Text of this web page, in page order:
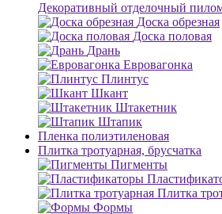
Декоративный отделочный
Доска обрезная
Доска половая
Дрань
Евровагонка
Плинтус
Шкант
Штакетник
Штапик
Пленка полиэтиленовая
Плитка тротуарная, брусчатка
Пигменты
Плитка
Формы